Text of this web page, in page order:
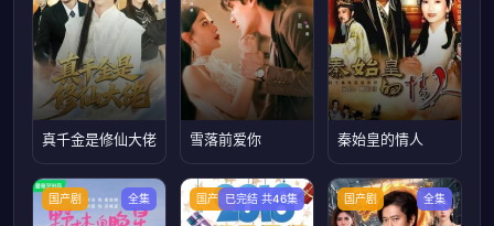
真千金是修仙大佬 雪落前爱你 秦始皇的情人
国产剧 全集 国产剧已完结 共46集 国产剧 全集